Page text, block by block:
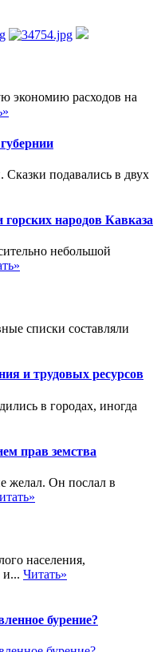
экономию расходов на
Сказки подавались в двух
народов Кавказа
небольшой
списки составляли
и трудовых ресурсов
в городах, иногда
прав земства
желал. Он послал в
населения,
и... Читать»
бурение?